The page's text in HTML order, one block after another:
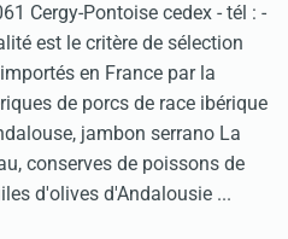
Cergy-Pontoise cedex - tél : -
est le critère de sélection
en France par la
de porcs de race ibérique
jambon serrano La
conserves de poissons de
d'olives d'Andalousie ...